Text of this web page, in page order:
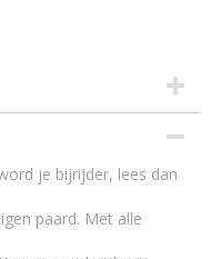
je bijrijder, lees dan
paard. Met alle